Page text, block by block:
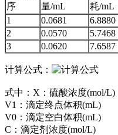
序
量/mL
耗/mL
1 0.0681 6.8880
2 0.0570 5.7468
3
0.0620 7.6587
计算公式：
式中：X：硫酸浓度(mol/L)
V1：滴定终点体积(mL)
V0：滴定空白体积(mL)
C：滴定剂浓度(mol/L)